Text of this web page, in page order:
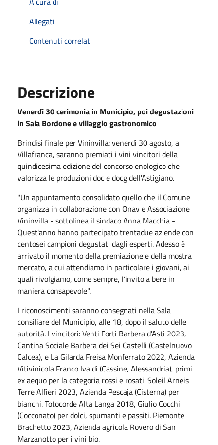
Allegati
Contenuti correlati
Descrizione
Venerdì 30 cerimonia in Municipio, poi degustazioni
in Sala Bordone e villaggio gastronomico
Brindisi finale per Vininvilla: venerdì 30 agosto, a
Villafranca, saranno premiati i vini vincitori della
quindicesima edizione del concorso enologico che
valorizza le produzioni doc e docg dell'Astigiano.
"Un appuntamento consolidato quello che il Comune
organizza in collaborazione con Onav e Associazione
Vininvilla - sottolinea il sindaco Anna Macchia -
Quest'anno hanno partecipato trentadue aziende con
centosei campioni degustati dagli esperti. Adesso è
arrivato il momento della premiazione e della mostra
mercato, a cui attendiamo in particolare i giovani, ai
quali rivolgiamo, come sempre, l'invito a bere in
maniera consapevole".
I riconoscimenti saranno consegnati nella Sala
consiliare del Municipio, alle 18, dopo il saluto delle
autorità. I vincitori: Venti Forti Barbera d'Asti 2023,
Cantina Sociale Barbera dei Sei Castelli (Castelnuovo
Calcea), e La Gilarda Freisa Monferrato 2022, Azienda
Vitivinicola Franco Ivaldi (Cassine, Alessandria), primi
ex aequo per la categoria rossi e rosati. Soleil Arneis
Terre Alfieri 2023, Azienda Pescaja (Cisterna) per i
bianchi. Totocorde Alta Langa 2018, Giulio Cocchi
(Cocconato) per dolci, spumanti e passiti. Piemonte
Brachetto 2023, Azienda agricola Rovero di San
Marzanotto per i vini bio.